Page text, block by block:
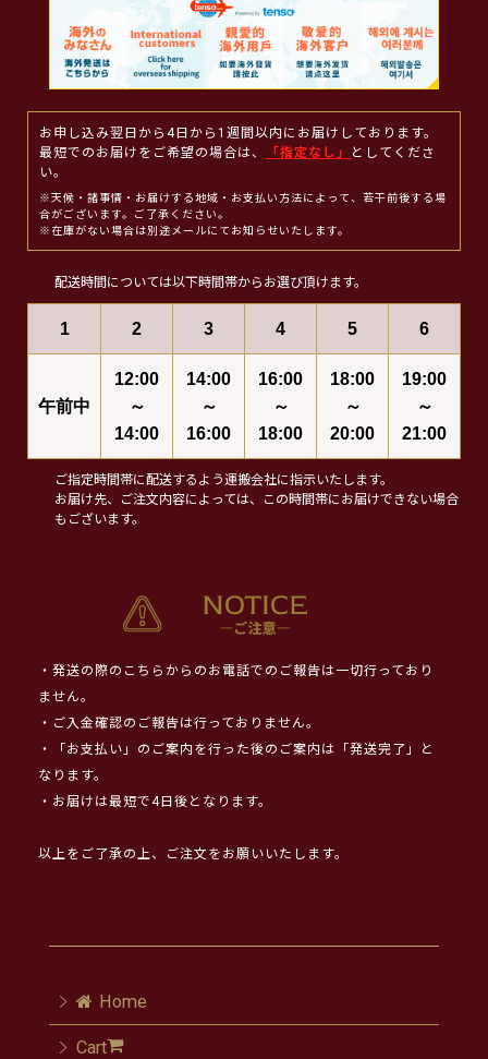
お申し込み翌日から4日から1週間以内にお届けしております。
最短でのお届けをご希望の場合は、
「指定なし」
としてくださ
い。
※天候・諸事情・お届けする地域・お支払い方法によって、若干前後する場
合がございます。ご了承ください。
※在庫がない場合は別途メールにてお知らせいたします。
配送時間については以下時間帯からお選び頂けます。
1 2 3 4 5 6
午前中
12:00
～
14:00
14:00
～
16:00
16:00
～
18:00
18:00
～
20:00
19:00
～
21:00
ご指定時間帯に配送するよう運搬会社に指示いたします。
お届け先、ご注文内容によっては、この時間帯にお届けできない場合
もございます。
・発送の際のこちらからのお電話でのご報告は一切行っており
ません。
・ご入金確認のご報告は行っておりません。
・「お支払い」のご案内を行った後のご案内は「発送完了」と
なります。
・お届けは最短で4日後となります。
以上をご了承の上、ご注文をお願いいたします。
Home
Cart